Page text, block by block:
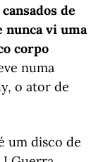
de
nunca vi uma
corpo
numa
o ator de
um disco de